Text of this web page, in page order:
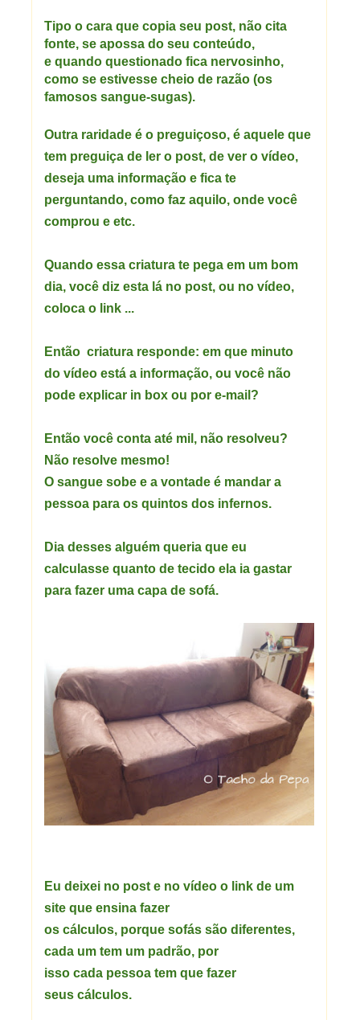
Tipo o cara que copia seu post, não cita
fonte, se apossa do seu conteúdo,
e quando questionado fica nervosinho,
como se estivesse cheio de razão (os
famosos sangue-sugas).
Outra raridade é o preguiçoso, é aquele que
tem preguiça de ler o post, de ver o vídeo,
deseja uma informação e fica te
perguntando, como faz aquilo, onde você
comprou e etc.
Quando essa criatura te pega em um bom
dia, você diz esta lá no post, ou no vídeo,
coloca o link ...
Então criatura responde: em que minuto
do vídeo está a informação, ou você não
pode explicar in box ou por e-mail?
Então você conta até mil, não resolveu?
Não resolve mesmo!
O sangue sobe e a vontade é mandar a
pessoa para os quintos dos infernos.
Dia desses alguém queria que eu
calculasse quanto de tecido ela ia gastar
para fazer uma capa de sofá.
Eu deixei no post e no vídeo o link de um
site que ensina fazer
os cálculos, porque sofás são diferentes,
cada um tem um padrão, por
isso cada pessoa tem que fazer
seus cálculos.